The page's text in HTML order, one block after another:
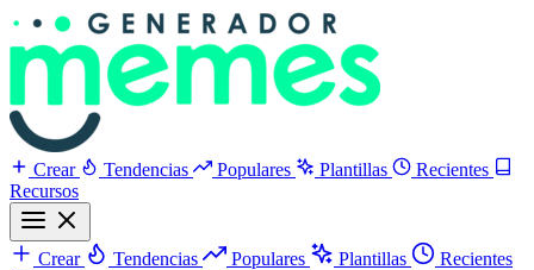
Crear Tendencias Populares Plantillas
Recientes
Recursos
Crear Tendencias Populares Plantillas
Recientes